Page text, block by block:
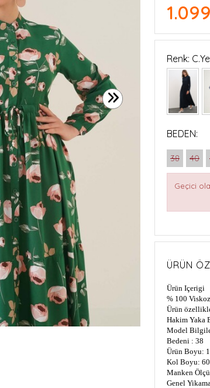
Renk:
BEDEN:
38 40
Geçici
ÜRÜN
Ürün Içerigi
% 100 Viskoz
Ürün
Hakim Yaka
Model
Bedeni : 38
Ürün Boyu:
Kol Boyu:
Manken
Genel